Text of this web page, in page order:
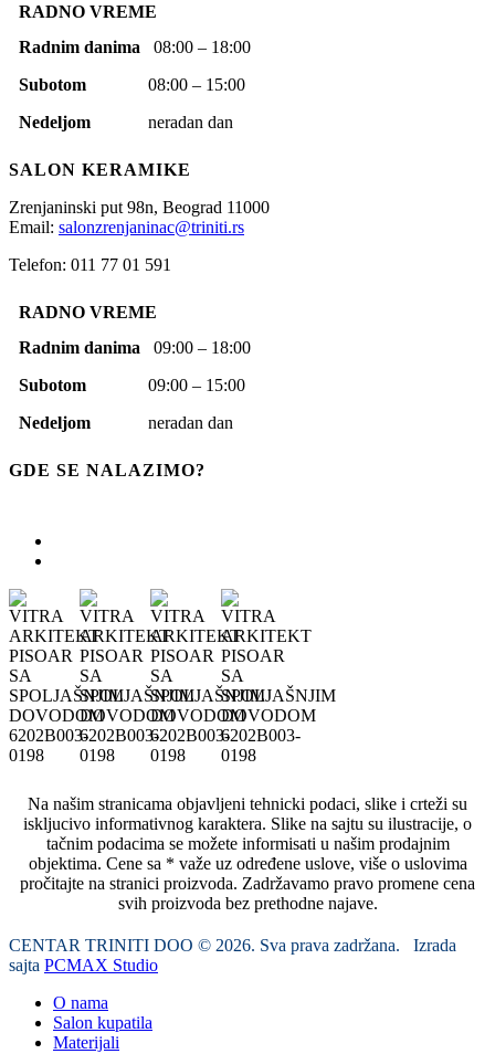
RADNO VREME
Radnim danima 08:00 – 18:00
Subotom 08:00 – 15:00
Nedeljom neradan dan
SALON KERAMIKE
Zrenjaninski put 98n, Beograd 11000
Email: salonzrenjaninac@triniti.rs
Telefon: 011 77 01 591
RADNO VREME
Radnim danima 09:00 – 18:00
Subotom 09:00 – 15:00
Nedeljom neradan dan
GDE SE NALAZIMO?
Na našim stranicama objavljeni tehnicki podaci, slike i crteži su
iskljucivo informativnog karaktera. Slike na sajtu su ilustracije, o
tačnim podacima se možete informisati u našim prodajnim
objektima. Cene sa * važe uz određene uslove, više o uslovima
pročitajte na stranici proizvoda. Zadržavamo pravo promene cena
svih proizvoda bez prethodne najave.
CENTAR TRINITI DOO © 2026. Sva prava zadržana. Izrada
sajta PCMAX Studio
O nama
Salon kupatila
Materijali